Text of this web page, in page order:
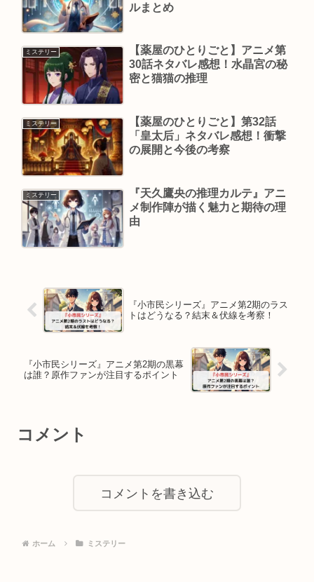
ルまとめ
ミステリー
【薬屋のひとりごと】アニメ第
30話ネタバレ感想！水晶宮の秘
密と猫猫の推理
ミステリー
【薬屋のひとりごと】第32話
「皇太后」ネタバレ感想！衝撃
の展開と今後の考察
ミステリー
『天久鷹央の推理カルテ』アニ
メ制作陣が描く魅力と期待の理
由
『小市民シリーズ』アニメ第2期のラス
トはどうなる？結末＆伏線を考察！
『小市民シリーズ』アニメ第2期の黒幕
は誰？原作ファンが注目するポイント
コメント
コメントを書き込む
ホーム ミステリー